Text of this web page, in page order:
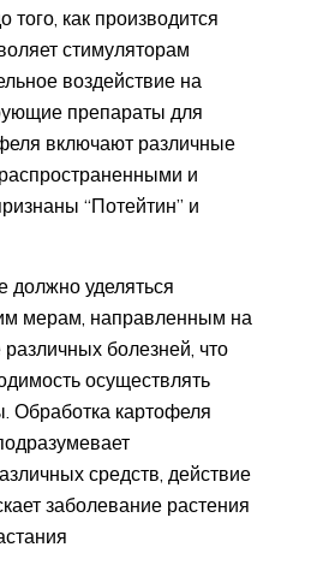
того, как производится
стимуляторам
воздействие на
препараты для
включают различные
и
“Потейтин” и
уделяться
мерам, направленным на
болезней, что
осуществлять
Обработка картофеля
средств, действие
заболевание растения